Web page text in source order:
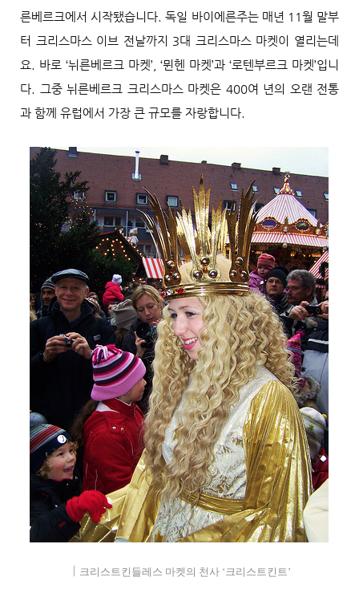
른베르크에서 시작됐습니다. 독일 바이에른주는 매년 11월 말부
터 크리스마스 이브 전날까지 3대 크리스마스 마켓이 열리는데
요. 바로 ‘뉘른베르크 마켓’, ‘뮌헨 마켓’과 ‘로텐부르크 마켓’입니
다. 그중 뉘른베르크 크리스마스 마켓은 400여 년의 오랜 전통
과 함께 유럽에서 가장 큰 규모를 자랑합니다.
│ 크리스트킨들레스 마켓의 천사 ‘크리스트킨트’